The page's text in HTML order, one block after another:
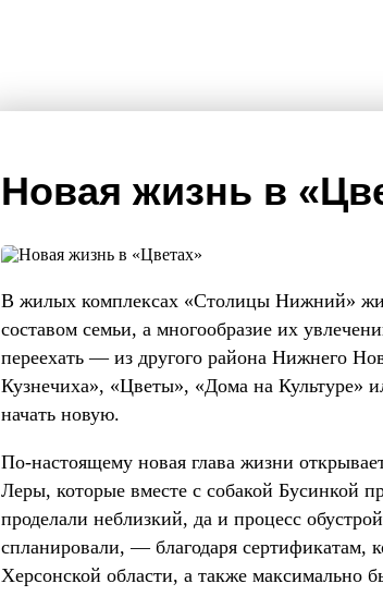
Новая жизнь в
В жилых комплексах «Столицы Нижний»
составом семьи, а многообразие их
переехать — из другого района Нижнего
Кузнечиха», «Цветы», «Дома на Культуре»
начать новую.
По-настоящему новая глава жизни
Леры, которые вместе с собакой Бусинкой
проделали неблизкий, да и процесс
спланировали, — благодаря сертификатам,
Херсонской области, а также максимально